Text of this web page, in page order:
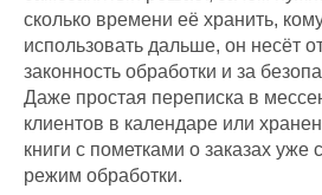
сколько времени её хранить,
использовать дальше, он несёт
законность обработки и за
Даже простая переписка в
клиентов в календаре или
книги с пометками о заказах уже
режим обработки.